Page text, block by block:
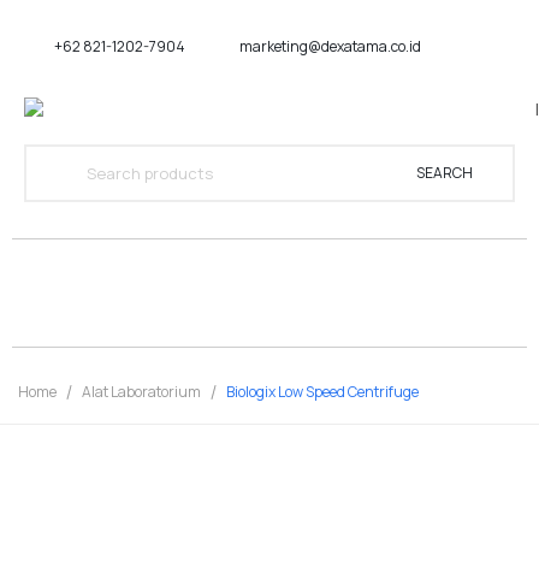
+62 821-1202-7904 marketing@dexatama.co.id
SEARCH
Home Alat Laboratorium Biologix Low Speed Centrifuge